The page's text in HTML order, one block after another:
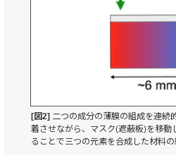
[図2] 二つの成分の薄膜の組成を連続
着させながら、マスク(遮蔽板)を移
ることで三つの元素を合成した材料